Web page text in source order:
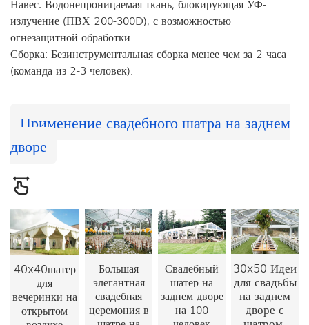
Навес: Водонепроницаемая ткань, блокирующая УФ-
излучение (ПВХ 200-300D), с возможностью
огнезащитной обработки.
Сборка: Безинструментальная сборка менее чем за 2 часа
(команда из 2-3 человек).
Применение свадебного шатра на заднем
дворе
40x40шатер
для
вечеринки на
открытом
Большая
элегантная
свадебная
церемония в
Свадебный
шатер на
заднем дворе
на 100
30x50 Идеи
для свадьбы
на заднем
дворе с